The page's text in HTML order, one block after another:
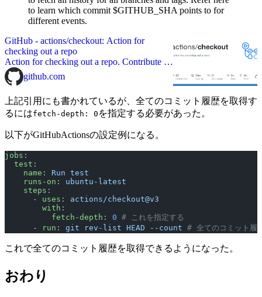
to learn which commit $GITHUB_SHA points to for
different events.
GitHub - actions/checkout: Action for
checking out a repo
Action for checking out a repo. Contribute to
actions/checkout development by creating an
account on GitHub.
github.com
上記引用にも書かれているが、全てのコミット履歴を取得す
るにはfetch-depth: 0 を指定する必要があった。
以下がGitHubActionsの設定例になる。
jobs :
  test
:
    name
: Run test
    runs-on
: ubuntu-latest
    steps
:
      -
uses : actions/checkout@v3
        with
:
          fetch-depth
: 0 # これを指定する
      -
run : git rev-list HEAD --count # 全てのコミット履
これで全てのコミット履歴を取得できるようになった。
おわり